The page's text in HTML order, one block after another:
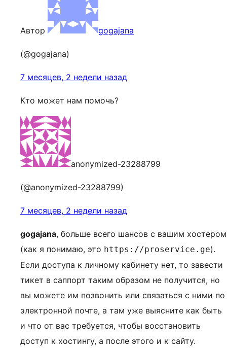
Автор gogajana
(@gogajana)
7 месяцев, 2 недели назад
Кто может нам помочь?
anonymized-23288799
(@anonymized-23288799)
7 месяцев, 2 недели назад
gogajana, больше всего шансов с вашим хостером
(как я понимаю, это https://proservice.ge).
Если доступа к личному кабинету нет, то завести
тикет в саппорт таким образом не получится, но
вы можете им позвонить или связаться с ними по
электронной почте, а там уже выясните как быть
и что от вас требуется, чтобы восстановить
доступ к хостингу, а после этого и к сайту.